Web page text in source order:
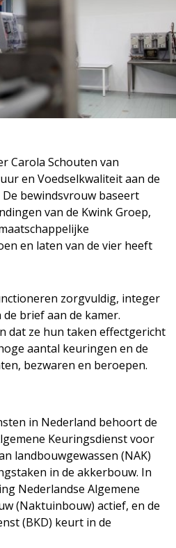
Carola Schouten van
en Voedselkwaliteit aan de
De bewindsvrouw baseert
van de Kwink Groep,
en laten van de vier heeft
zorgvuldig, integer
brief aan de kamer.
dat ze hun taken effectgericht
aantal keuringen en de
bezwaren en beroepen.
in Nederland behoort de
Keuringsdienst voor
landbouwgewassen (NAK)
in de akkerbouw. In
Nederlandse Algemene
(Naktuinbouw) actief, en de
(BKD) keurt in de